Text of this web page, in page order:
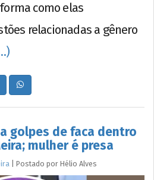
como elas
relacionadas a gênero
golpes de faca dentro
mulher é presa
Postado por Hélio Alves